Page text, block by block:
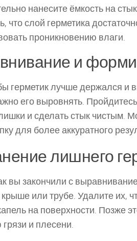
нанесите ёмкость на
что слой герметика
проникновению влаги.
и
герметик лучше держался и
его выровнять.
и сделать стык чистым.
для более аккуратного
лишнего
вы закончили с
крыше или трубе. Удалите их,
на поверхности. Позже
и плесени.